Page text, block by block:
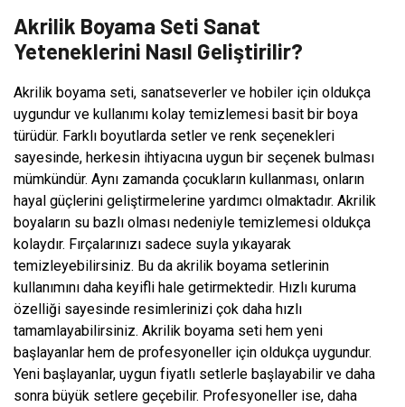
Akrilik Boyama Seti Sanat
Yeteneklerini Nasıl Geliştirilir?
Akrilik boyama seti, sanatseverler ve hobiler için oldukça
uygundur ve kullanımı kolay temizlemesi basit bir boya
türüdür. Farklı boyutlarda setler ve renk seçenekleri
sayesinde, herkesin ihtiyacına uygun bir seçenek bulması
mümkündür. Aynı zamanda çocukların kullanması, onların
hayal güçlerini geliştirmelerine yardımcı olmaktadır. Akrilik
boyaların su bazlı olması nedeniyle temizlemesi oldukça
kolaydır. Fırçalarınızı sadece suyla yıkayarak
temizleyebilirsiniz. Bu da akrilik boyama setlerinin
kullanımını daha keyifli hale getirmektedir. Hızlı kuruma
özelliği sayesinde resimlerinizi çok daha hızlı
tamamlayabilirsiniz. Akrilik boyama seti hem yeni
başlayanlar hem de profesyoneller için oldukça uygundur.
Yeni başlayanlar, uygun fiyatlı setlerle başlayabilir ve daha
sonra büyük setlere geçebilir. Profesyoneller ise, daha